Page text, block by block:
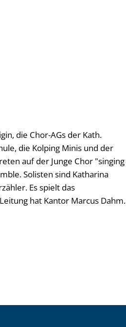
die Chor-AGs der Kath.
die Kolping Minis und der
auf der Junge Chor "singing
Solisten sind Katharina
Es spielt das
hat Kantor Marcus Dahm.